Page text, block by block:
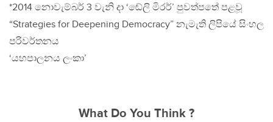
*2014 නොවැම්බර් 3 වැනි දා ‘ඬේලි මිරර්’ පුවත්පතේ පළවූ
“Strategies for Deepening Democracy” නැමැති ලිපියේ සිංහල
පරිවර්තනය
‘යහපාලනය ලංකා’
What Do You Think ?